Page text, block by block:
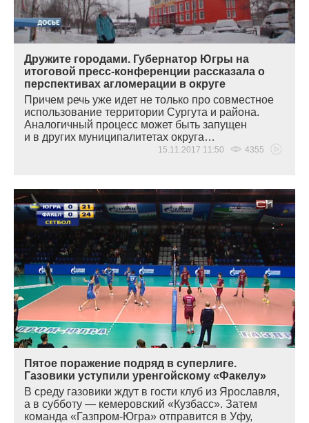
Дружите городами. Губернатор Югры на
итоговой пресс-конференции рассказала о
перспективах агломерации в округе
Причем речь уже идет не только про совместное
использование территории Сургута и района.
Аналогичный процесс может быть запущен
и в других муниципалитетах округа…
15.11.2017 11:50 4355
Пятое поражение подряд в суперлиге.
Газовики уступили уренгойскому «Факелу»
В среду газовики ждут в гости клуб из Ярославля,
а в субботу — кемеровский «Кузбасс». Затем
команда «Газпром-Югра» отправится в Уфу,